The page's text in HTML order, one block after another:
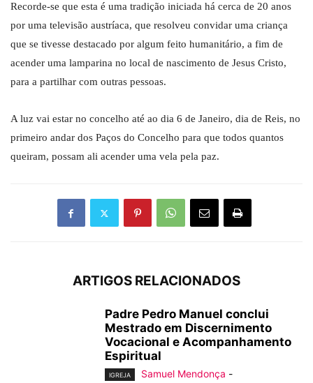
Recorde-se que esta é uma tradição iniciada há cerca de 20 anos
por uma televisão austríaca, que resolveu convidar uma criança
que se tivesse destacado por algum feito humanitário, a fim de
acender uma lamparina no local de nascimento de Jesus Cristo,
para a partilhar com outras pessoas.
A luz vai estar no concelho até ao dia 6 de Janeiro, dia de Reis, no
primeiro andar dos Paços do Concelho para que todos quantos
queiram, possam ali acender uma vela pela paz.
ARTIGOS RELACIONADOS
Padre Pedro Manuel conclui
Mestrado em Discernimento
Vocacional e Acompanhamento
Espiritual
IGREJA Samuel Mendonça -